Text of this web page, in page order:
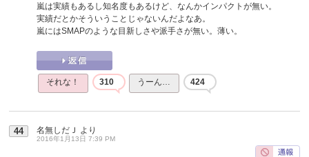
嵐は実績もあるし知名度もあるけど、なんかインパクトが無い。
実績だとかそういうことじゃないんだよなあ。
嵐にはSMAPのような目新しさや派手さが無い。薄い。
それな！ 310 うーん… 424
44 名無しだＪ より
2016年1月13日 7:39 PM